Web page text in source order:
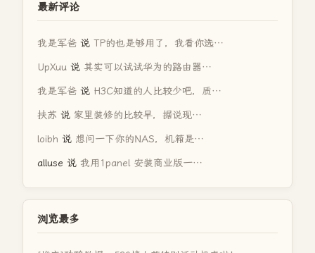
最新评论
我是军爸 说 TP的也是够用了，我看你选…
UpXuu 说 其实可以试试华为的路由器…
我是军爸 说 H3C知道的人比较少吧，质…
扶苏 说 家里装修的比较早，据说现…
loibh 说 想问一下你的NAS，机箱是…
alluse 说 我用1panel 安装商业版一…
浏览最多